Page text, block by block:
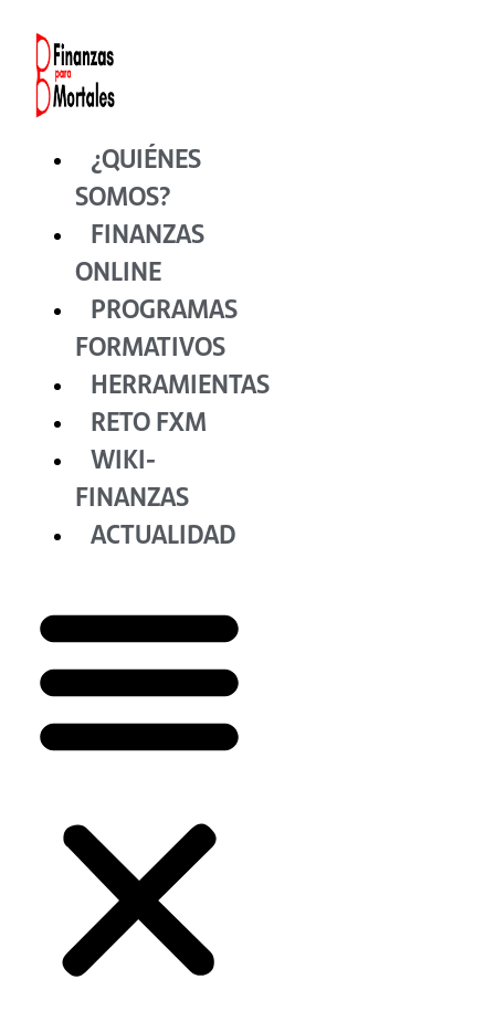
contenido
¿QUIÉNES
SOMOS?
FINANZAS
ONLINE
PROGRAMAS
FORMATIVOS
HERRAMIENTAS
RETO FXM
WIKI-
FINANZAS
ACTUALIDAD